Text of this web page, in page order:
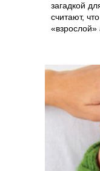
загадкой
считают,
«взрослой»